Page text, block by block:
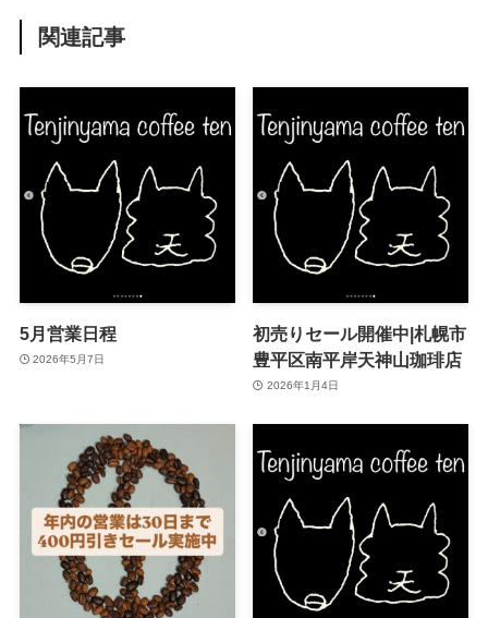
関連記事
5月営業日程
2026年5月7日
初売りセール開催中|札幌市
豊平区南平岸天神山珈琲店
2026年1月4日